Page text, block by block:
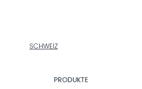
SCHWEIZ
INSTITUTSKOSMETIKPRODUKTE